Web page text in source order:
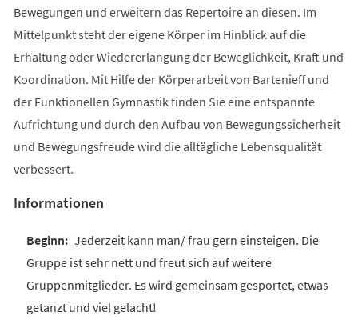
Bewegungen und erweitern das Repertoire an diesen. Im
Mittelpunkt steht der eigene Körper im Hinblick auf die
Erhaltung oder Wiedererlangung der Beweglichkeit, Kraft und
Koordination. Mit Hilfe der Körperarbeit von Bartenieff und
der Funktionellen Gymnastik finden Sie eine entspannte
Aufrichtung und durch den Aufbau von Bewegungssicherheit
und Bewegungsfreude wird die alltägliche Lebensqualität
verbessert.
Informationen
Jederzeit kann man/ frau gern einsteigen. Die
Gruppe ist sehr nett und freut sich auf weitere
Gruppenmitglieder. Es wird gemeinsam gesportet, etwas
getanzt und viel gelacht!